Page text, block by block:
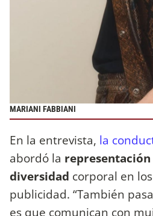
MARIANI FABBIANI
En la entrevista, la
abordó la
diversidad corporal en
publicidad. “También
es que comunican con